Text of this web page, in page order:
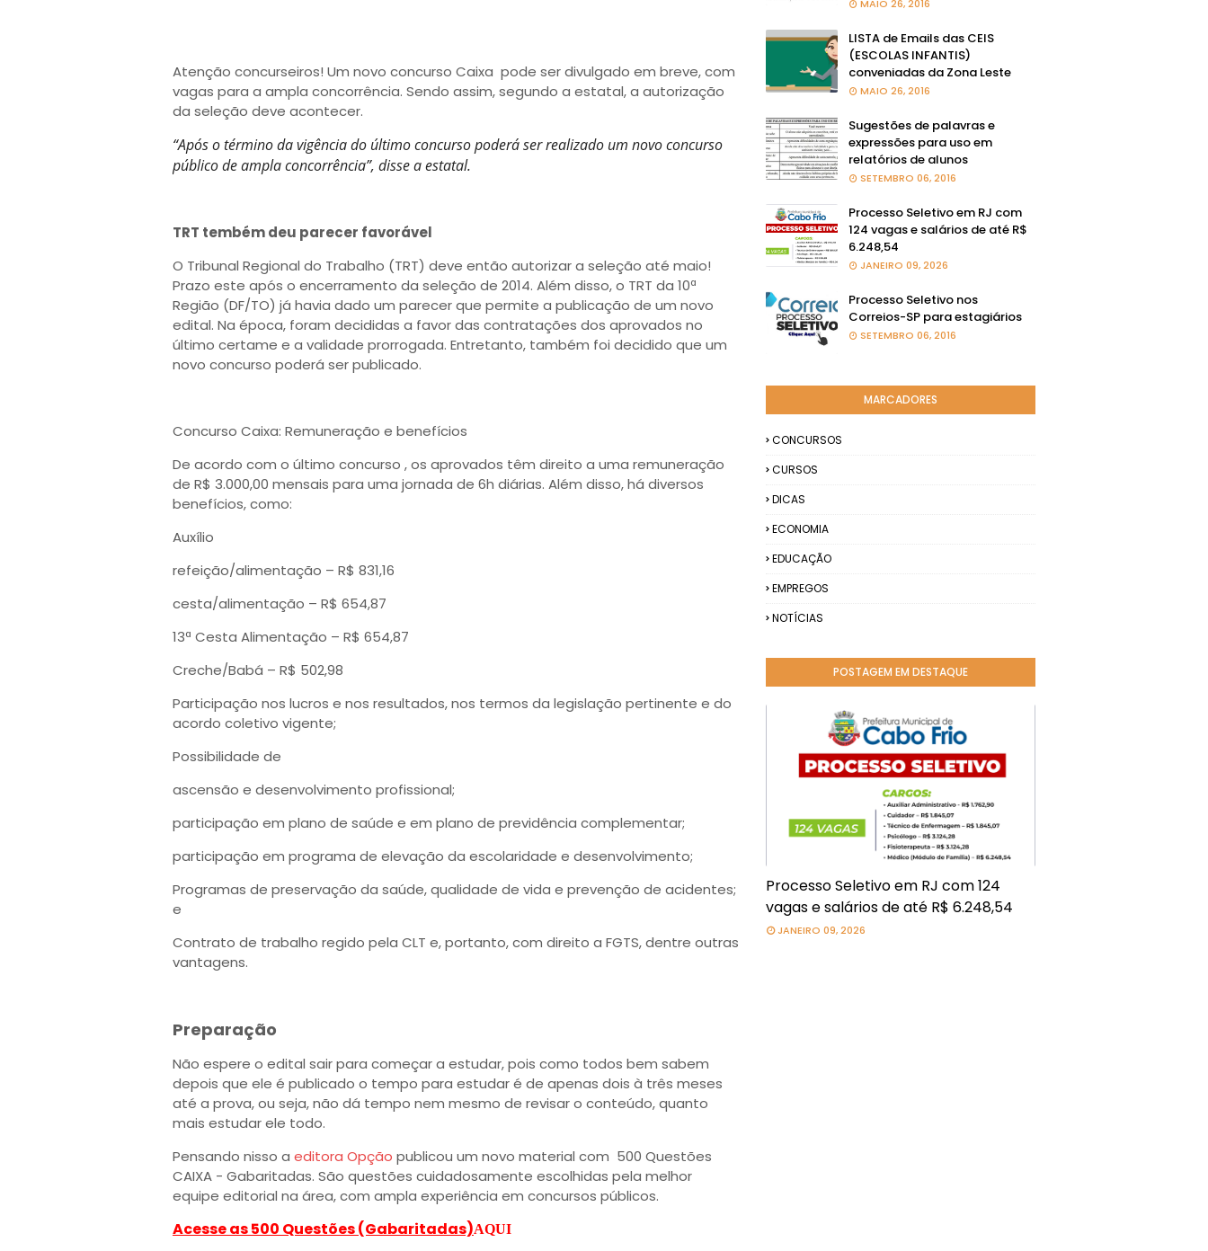
Atenção concurseiros! Um novo concurso Caixa pode ser divulgado em breve, com
vagas para a ampla concorrência. Sendo assim, segundo a estatal, a autorização
da seleção deve acontecer.
“Após o término da vigência do último concurso poderá ser realizado um novo concurso
público de ampla concorrência”, disse a estatal.
TRT tembém deu parecer favorável
O Tribunal Regional do Trabalho (TRT) deve então autorizar a seleção até maio!
Prazo este após o encerramento da seleção de 2014. Além disso, o TRT da 10ª
Região (DF/TO) já havia dado um parecer que permite a publicação de um novo
edital. Na época, foram decididas a favor das contratações dos aprovados no
último certame e a validade prorrogada. Entretanto, também foi decidido que um
novo concurso poderá ser publicado.
Concurso Caixa: Remuneração e benefícios
De acordo com o último concurso , os aprovados têm direito a uma remuneração
de R$ 3.000,00 mensais para uma jornada de 6h diárias. Além disso, há diversos
benefícios, como:
Auxílio
refeição/alimentação – R$ 831,16
cesta/alimentação – R$ 654,87
13ª Cesta Alimentação – R$ 654,87
Creche/Babá – R$ 502,98
Participação nos lucros e nos resultados, nos termos da legislação pertinente e do
acordo coletivo vigente;
Possibilidade de
ascensão e desenvolvimento profissional;
participação em plano de saúde e em plano de previdência complementar;
participação em programa de elevação da escolaridade e desenvolvimento;
Programas de preservação da saúde, qualidade de vida e prevenção de acidentes;
e
Contrato de trabalho regido pela CLT e, portanto, com direito a FGTS, dentre outras
vantagens.
Preparação
Não espere o edital sair para começar a estudar, pois como todos bem sabem
depois que ele é publicado o tempo para estudar é de apenas dois à três meses
até a prova, ou seja, não dá tempo nem mesmo de revisar o conteúdo, quanto
mais estudar ele todo.
Pensando nisso a editora Opção publicou um novo material com 500 Questões
CAIXA - Gabaritadas. São questões cuidadosamente escolhidas pela melhor
equipe editorial na área, com ampla experiência em concursos públicos.
Acesse as 500 Questões (Gabaritadas)AQUI
MAIO 26, 2016
LISTA de Emails das CEIS
(ESCOLAS INFANTIS)
conveniadas da Zona Leste
MAIO 26, 2016
Sugestões de palavras e
expressões para uso em
relatórios de alunos
SETEMBRO 06, 2016
Processo Seletivo em RJ com
124 vagas e salários de até R$
6.248,54
JANEIRO 09, 2026
Processo Seletivo nos
Correios-SP para estagiários
SETEMBRO 06, 2016
MARCADORES
CONCURSOS
CURSOS
DICAS
ECONOMIA
EDUCAÇÃO
EMPREGOS
NOTÍCIAS
POSTAGEM EM DESTAQUE
Processo Seletivo em RJ com 124
vagas e salários de até R$ 6.248,54
JANEIRO 09, 2026